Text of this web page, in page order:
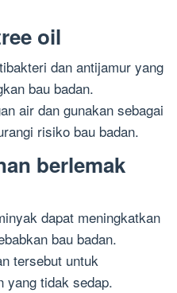
oil
dan antijamur yang
bau badan.
air dan gunakan sebagai
risiko bau badan.
berlemak
dapat meningkatkan
bau badan.
tersebut untuk
yang tidak sedap.